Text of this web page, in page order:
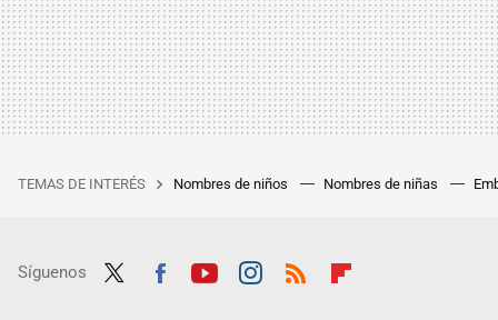
TEMAS DE INTERÉS Nombres de niños Nombres de niñas
Síguenos